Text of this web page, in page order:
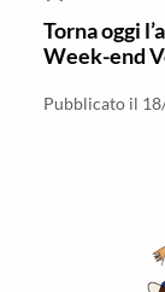
Torna oggi
Week-end
Pubblicato il